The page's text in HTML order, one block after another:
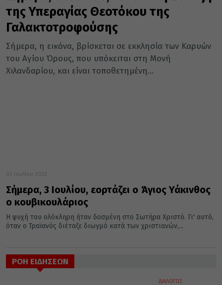
της Υπεραγίας Θεοτόκου της
Γαλακτοτροφούσης
Σήμερα, η εικόνα, βρίσκεται σε εκκλησία των Καρυών
του Αγίου Όρους, που υπόκειται στη Μονή
Χιλανδαρίου, και είναι τοποθετημένη...
03 Ιουλίου 2022
Σήμερα, 3 Ιουλίου, εορτάζει ο Άγιος Υάκινθος
ο κουβικουλάριος
Η ψυχή του ολόκληρη ήταν δοσμένη στο Σωτήρα Χριστό. Γι' αυτό,
όταν ο Τραϊανός διέταξε διωγμό κατά των χριστιανών,...
ΡΟΗ ΕΙΔΗΣΕΩΝ
ΔΙΑΛΟΓΟΣ